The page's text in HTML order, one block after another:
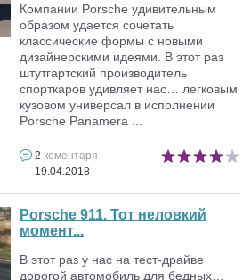
Компании Porsche удивительным
образом удается сочетать
классические формы с новыми
дизайнерскими идеями. В этот раз
штутгартский производитель
спорткаров удивляет нас… легковым
кузовом универсал в исполнении
Porsche Panamera ...
2 коментаря
19.04.2018
Porsche 911. Тот неловкий
момент...
В этот раз у нас на тест-драйве
дорогой автомобиль для бедных…